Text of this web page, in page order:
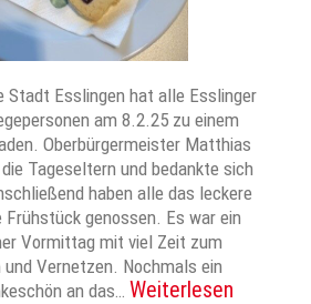
Stadt Esslingen hat alle Esslinger
am 8.2.25 zu einem
Oberbürgermeister Matthias
Tageseltern und bedankte sich
haben alle das leckere
Frühstück genossen. Es war ein
Vormittag mit viel Zeit zum
Vernetzen. Nochmals ein
an das… Weiterlesen